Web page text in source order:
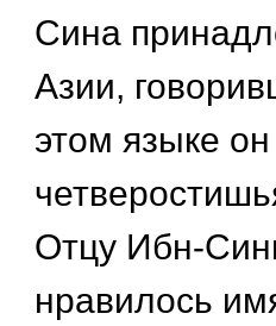
Сина
Азии,
этом языке
Отцу Ибн-
нравилось